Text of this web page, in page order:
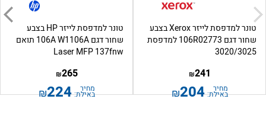
טונר למדפסת לייזר Xerox בצבע
שחור דגם 106R02773 למדפסת
3020/3025
241
₪
מחיר
באילת: 204
₪
טונר למדפסת לייזר HP בצבע
שחור דגם 106A W1106A תואם
Laser MFP 137fnw
265
₪
מחיר
באילת: 224
₪